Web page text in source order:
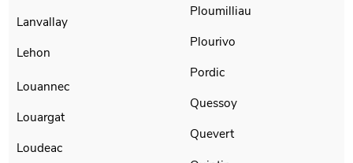
Lanvallay
Lehon
Louannec
Louargat
Loudeac
Ploumilliau
Plourivo
Pordic
Quessoy
Quevert